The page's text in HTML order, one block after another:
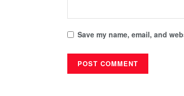
Save my name, email, and